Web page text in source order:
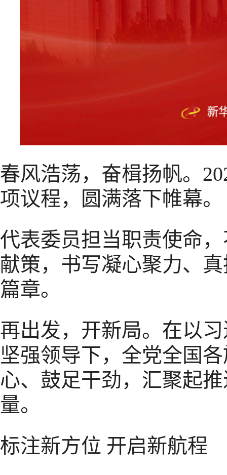
春风浩荡，奋楫扬帆。
项议程，圆满落下帷幕。
代表委员担当职责使命
献策，书写凝心聚力、
篇章。
再出发，开新局。在以
坚强领导下，全党全国
心、鼓足干劲，汇聚起
量。
标注新方位 开启新航程